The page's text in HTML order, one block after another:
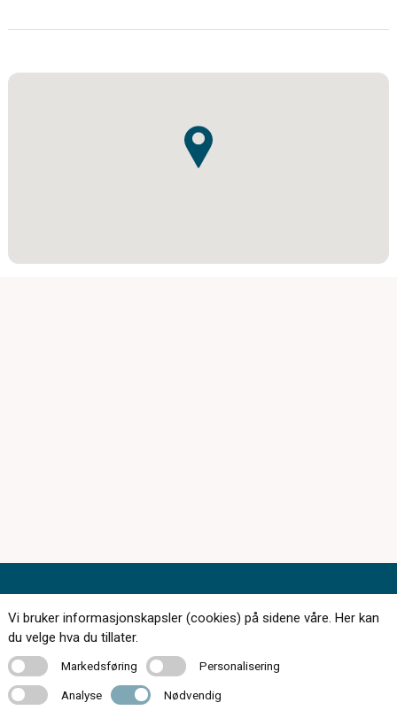
174 butikker over hele landet
Kontakt oss
Vi bruker informasjonskapsler (cookies) på sidene våre. Her kan
du velge hva du tillater.
MarkedsføringMarkedsføring PersonaliseringPersonalisering
Analyse Analyse Nødvendig Nødvendig